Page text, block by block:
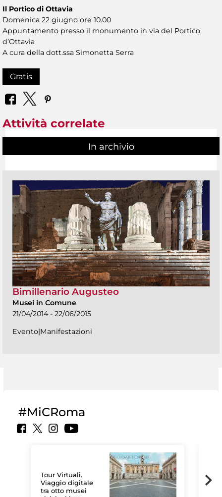
Il Portico di Ottavia
Domenica 22 giugno ore 10.00
Appuntamento presso il monumento in via del Portico
d’Ottavia
A cura della dott.ssa Simonetta Serra
Gratis
Attività correlate
In archivio
Bimillenario Augusteo
Musei in Comune
21/04/2014 - 22/06/2015
Evento|Manifestazioni
#MiCRoma
Tour Virtuali.
Viaggio digitale
tra otto musei